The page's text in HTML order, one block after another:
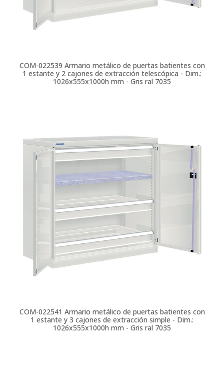
COM-022539 Armario metálico de puertas batientes con
1 estante y 2 cajones de extracción telescópica - Dim.:
1026x555x1000h mm - Gris ral 7035
COM-022541 Armario metálico de puertas batientes con
1 estante y 3 cajones de extracción simple - Dim.:
1026x555x1000h mm - Gris ral 7035